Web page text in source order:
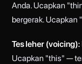
Anda. Ucapkan
bergerak. Ucapkan
Tes leher (voicing):
Ucapkan "this" —